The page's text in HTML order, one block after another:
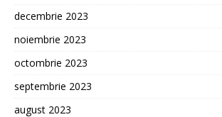
decembrie 2023
noiembrie 2023
octombrie 2023
septembrie 2023
august 2023